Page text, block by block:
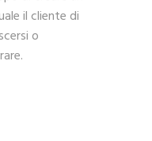
il cliente di
o